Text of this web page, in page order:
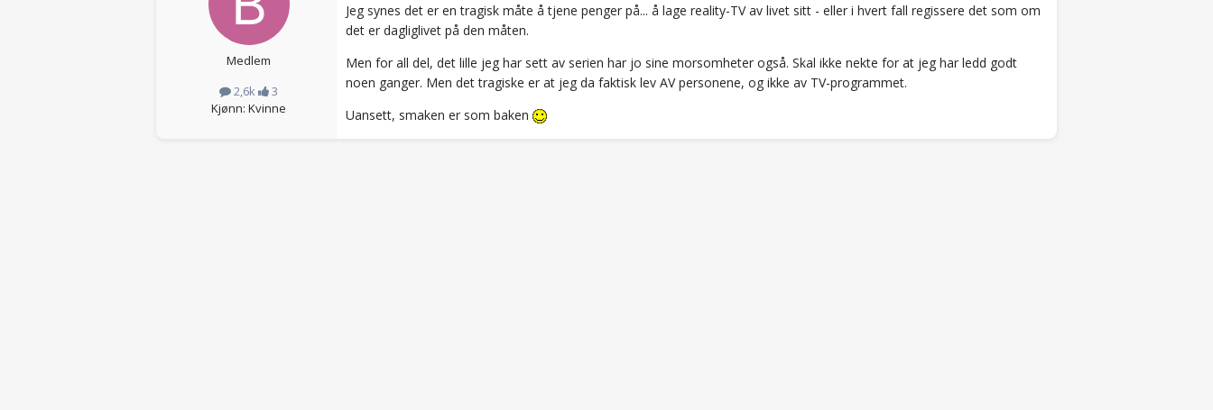
Medlem
2,6k
3
Kjønn: Kvinne
Jeg synes det er en tragisk måte å tjene penger på... å lage reality-TV av livet sitt - eller i hvert fall regissere det som om
det er dagliglivet på den måten.
Men for all del, det lille jeg har sett av serien har jo sine morsomheter også. Skal ikke nekte for at jeg har ledd godt
noen ganger. Men det tragiske er at jeg da faktisk lev AV personene, og ikke av TV-programmet.
Uansett, smaken er som baken